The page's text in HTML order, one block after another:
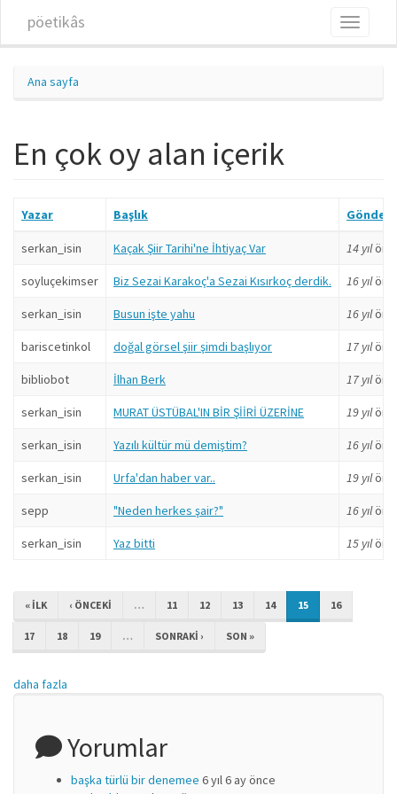
pöetikâs
Toggle
Ana sayfa
En çok oy alan içerik
Yazar Başlık
serkan_isin Kaçak Şiir Tarihi'ne İhtiyaç Var 14 yıl
soyluçekimser Biz Sezai Karakoç'a Sezai Kısırkoç derdik. 16 yıl
serkan_isin Busun işte yahu 16 yıl
bariscetinkol doğal görsel şiir şimdi başlıyor 17 yıl
bibliobot İlhan Berk 17 yıl
serkan_isin MURAT ÜSTÜBAL'IN BİR ŞİİRİ ÜZERİNE 19 yıl
serkan_isin Yazılı kültür mü demiştim? 16 yıl
serkan_isin Urfa'dan haber var.. 19 yıl
sepp "Neden herkes şair?" 16 yıl
serkan_isin Yaz bitti 15 yıl
« ILK ‹ ÖNCEKI … 11 12 13 14 15 16
17 18 19 … SONRAKI › SON »
daha fazla
Yorumlar
başka türlü bir denemee 6 yıl 6 ay önce